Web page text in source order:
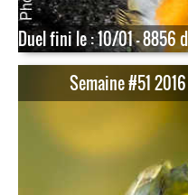
Duel fini le : 10/01 - 8856
Semaine #51